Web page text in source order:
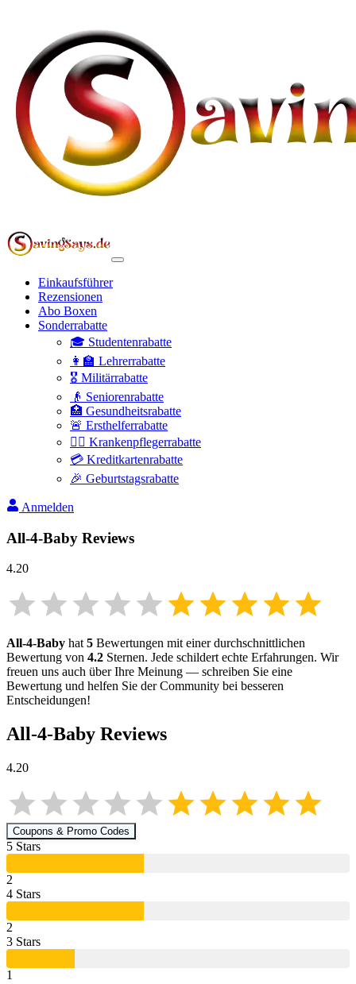
Einkaufsführer
Rezensionen
Abo Boxen
Sonderrabatte
🎓 Studentenrabatte
👩‍🏫 Lehrerrabatte
🎖️ Militärrabatte
👴 Seniorenrabatte
🏥 Gesundheitsrabatte
🚨 Ersthelferrabatte
👩‍⚕️ Krankenpflegerrabatte
💳 Kreditkartenrabatte
🎉 Geburtstagsrabatte
Anmelden
All-4-Baby Reviews
4.20
All-4-Baby hat5 Bewertungen mit einer durchschnittlichen
Bewertung von 4.2 Sternen. Jede schildert echte Erfahrungen. Wir
freuen uns auch über Ihre Meinung — schreiben Sie eine
Bewertung und helfen Sie der Community bei besseren
Entscheidungen!
All-4-Baby Reviews
4.20
Coupons & Promo Codes
5 Stars
2
4 Stars
2
3 Stars
1